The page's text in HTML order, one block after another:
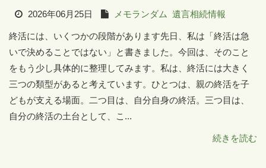
2026年06月25日 メモランダム 遺言相続情報
終活には、いくつかの段階があります先日、私は「終活は急
いで決めることではない」と書きました。今回は、そのこと
をもう少し具体的に整理してみます。私は、終活には大きく
三つの類型があると考えています。ひとつは、親の終活を子
どもが支える場面。二つ目は、自分自身の終活。三つ目は、
自分の終活の土台として、こ...
続きを読む